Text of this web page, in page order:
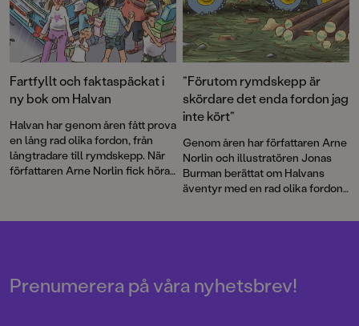
Fartfyllt och faktaspäckat i
ny bok om Halvan
Halvan har genom åren fått prova
en lång rad olika fordon, från
långtradare till rymdskepp. När
författaren Arne Norlin fick höra
”Förutom rymdskepp är
skördare det enda fordon jag
inte kört”
Genom åren har författaren Arne
Norlin och illustratören Jonas
Burman berättat om Halvans
äventyr med en rad olika fordon.
skogsmaskinist får Halvan köra
näringar. Barnböckerna om
Halvan har sålt i mer än 2 miljoner
Prenumerera på våra nyhetsbrev!